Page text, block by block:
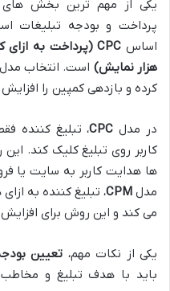
یکی از مهم ترین بخش های
پرداخت و بودجه تبلیغات
اساس CPC (پرداخت به ازای کلیک)
هزار نمایش) است. انتخاب مدل
کرده و بازدهی کمپین را
در مدل CPC، تبلیغ کننده
کاربر روی تبلیغ کلیک کند.
ها هدایت کاربر به سایت
مدل CPM، تبلیغ کننده به
می کند و این روش برای
یکی از نکات مهم، تعیین
باید با هدف تبلیغ و